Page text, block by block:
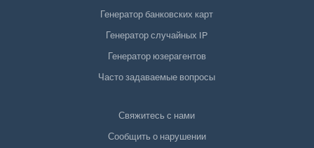
Генератор банковских карт
Генератор случайных IP
Генератор юзерагентов
Часто задаваемые вопросы
Свяжитесь с нами
Сообщить о нарушении